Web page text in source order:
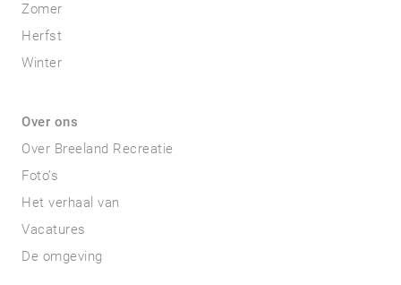
Zomer
Herfst
Winter
Over ons
Over Breeland Recreatie
Foto’s
Het verhaal van
Vacatures
De omgeving